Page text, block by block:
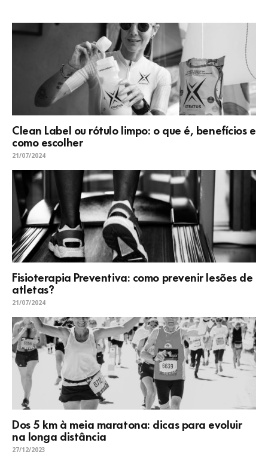
Clean Label ou rótulo limpo: o que é, benefícios e
como escolher
21/07/2024
Fisioterapia Preventiva: como prevenir lesões de
atletas?
21/07/2024
Dos 5 km à meia maratona: dicas para evoluir
na longa distância
27/12/2023